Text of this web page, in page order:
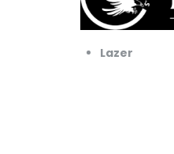
Lazer